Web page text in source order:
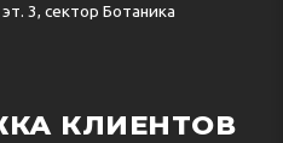
3, сектор Ботаника
КЛИЕНТОВ